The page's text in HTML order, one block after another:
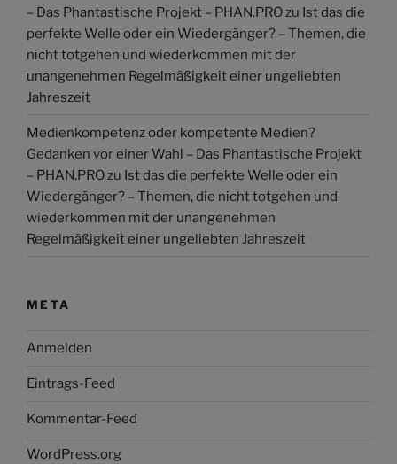
– Das Phantastische Projekt – PHAN.PRO zu Ist das die
perfekte Welle oder ein Wiedergänger? – Themen, die
nicht totgehen und wiederkommen mit der
unangenehmen Regelmäßigkeit einer ungeliebten
Jahreszeit
Medienkompetenz oder kompetente Medien?
Gedanken vor einer Wahl – Das Phantastische Projekt
– PHAN.PRO zu Ist das die perfekte Welle oder ein
Wiedergänger? – Themen, die nicht totgehen und
wiederkommen mit der unangenehmen
Regelmäßigkeit einer ungeliebten Jahreszeit
META
Anmelden
Eintrags-Feed
Kommentar-Feed
WordPress.org